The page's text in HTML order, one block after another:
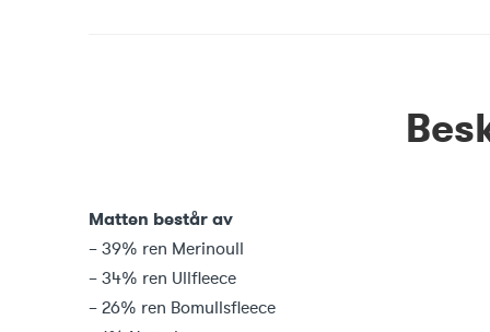
Matten består av
– 39% ren Merinoull
– 34% ren Ullfleece
– 26% ren Bomullsfleece